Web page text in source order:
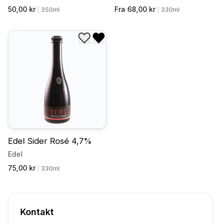
50,00 kr
350ml
Fra 68,00 kr
330ml
Edel Sider Rosé 4,7%
Edel
75,00 kr
330ml
Kontakt